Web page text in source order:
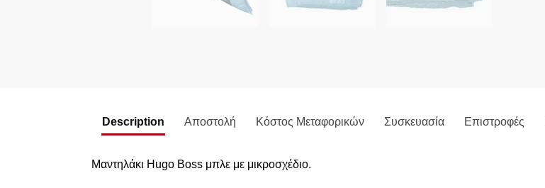
Description Αποστολή Κόστος Μεταφορικών Συσκευασία Επιστροφές
Μαντηλάκι Hugo Boss μπλε με μικροσχέδιο.